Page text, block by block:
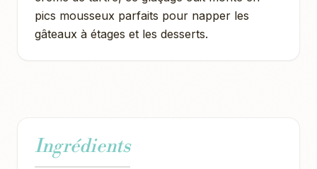
pics mousseux parfaits pour napper les
gâteaux à étages et les desserts.
Ingrédients